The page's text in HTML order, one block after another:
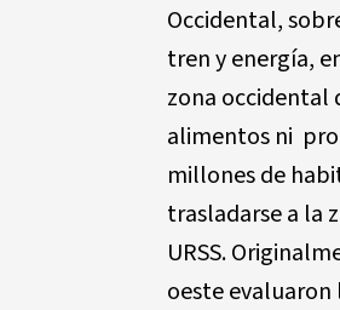
Occidental,
tren y energía,
zona occidental
alimentos ni
millones de
trasladarse a la
URSS.
oeste